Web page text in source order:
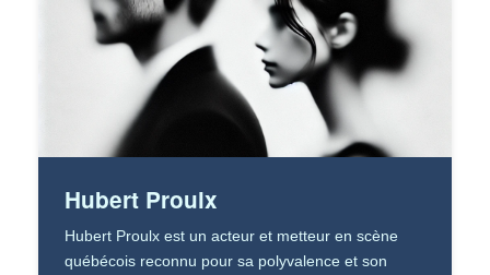
Hubert Proulx
Hubert Proulx est un acteur et metteur en scène
québécois reconnu pour sa polyvalence et son